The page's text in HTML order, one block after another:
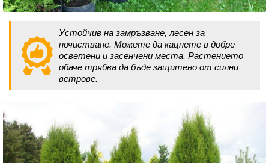
Устойчив на замръзване, лесен за
почистване. Можете да кацнете в добре
осветени и засенчени места. Растението
обаче трябва да бъде защитено от силни
ветрове.